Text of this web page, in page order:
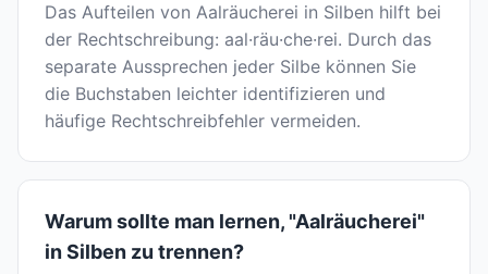
Das Aufteilen von Aalräucherei in Silben hilft bei
der Rechtschreibung: aal·räu·che·rei. Durch das
separate Aussprechen jeder Silbe können Sie
die Buchstaben leichter identifizieren und
häufige Rechtschreibfehler vermeiden.
Warum sollte man lernen, "Aalräucherei"
in Silben zu trennen?